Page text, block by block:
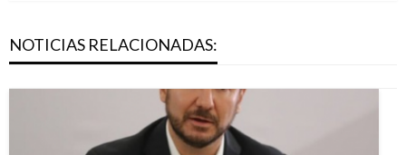
NOTICIAS RELACIONADAS: